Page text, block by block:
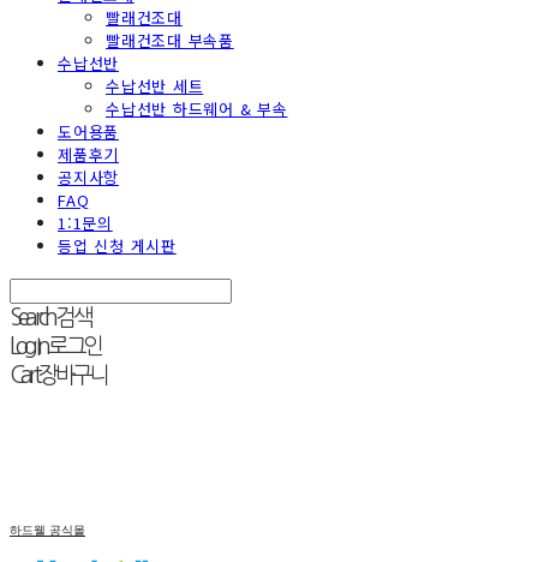
빨래건조대
빨래건조대 부속품
수납선반
수납선반 세트
수납선반 하드웨어 & 부속
도어용품
제품후기
공지사항
FAQ
1:1문의
등업 신청 게시판
Search검색
Log In로그인
Cart장바구니
하드웰 공식몰